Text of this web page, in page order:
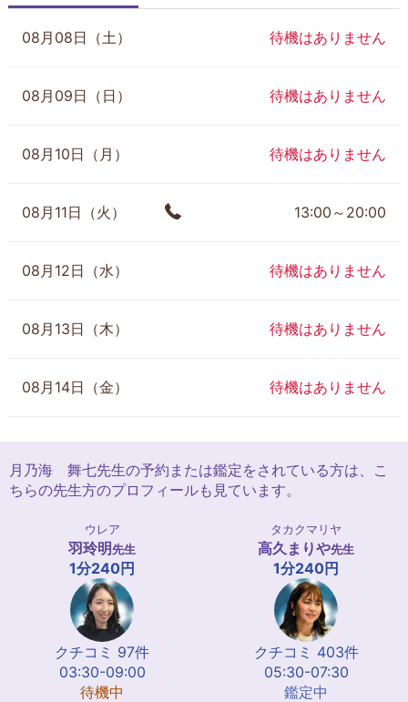
08月08日（土） 待機はありません
08月09日（日） 待機はありません
08月10日（月） 待機はありません
08月11日（火） 13:00～20:00
08月12日（水） 待機はありません
08月13日（木） 待機はありません
08月14日（金） 待機はありません
月乃海 舞七先生の予約または鑑定をされている方は、こ
ちらの先生方のプロフィールも見ています。
ウレア
羽玲明先生
1分240円
クチコミ 97件
03:30-09:00
待機中
タカクマリヤ
高久まりや先生
1分240円
クチコミ 403件
05:30-07:30
鑑定中